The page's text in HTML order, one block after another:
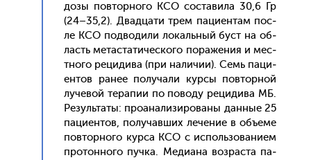
до­зы пов­торно­го КСО сос­та­вила 30,6 Гр
(24–35,2). Двад­ца­ти трем па­ци­ен­там пос­
ле КСО под­во­дили ло­каль­ный буст на об­
ласть ме­тас­та­тичес­ко­го по­раже­ния и мес­
тно­го ре­циди­ва (при на­личии). Семь па­ци­
ен­тов ра­нее по­луча­ли кур­сы пов­торной
лу­чевой те­рапии по по­воду ре­циди­ва МБ.
Ре­зуль­та­ты: про­ана­лизи­рова­ны дан­ные 25
па­ци­ен­тов, по­лучав­ших ле­чение в объ­еме
пов­торно­го кур­са КСО с ис­поль­зо­вани­ем
про­тон­но­го пуч­ка. Ме­ди­ана воз­раста па­